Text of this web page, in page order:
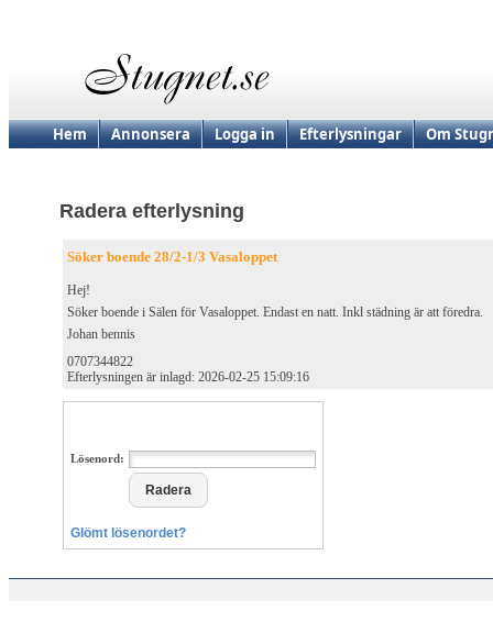
Hem Annonsera Logga in Efterlysningar Om
Radera efterlysning
Söker boende 28/2-1/3 Vasaloppet
Hej!
Söker boende i Sälen för Vasaloppet. Endast en natt. Inkl städning är att föredra.
Johan bennis
0707344822
Efterlysningen är inlagd: 2026-02-25 15:09:16
Lösenord:
Glömt lösenordet?